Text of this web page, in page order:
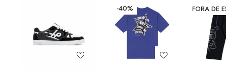
-40% FORA DE